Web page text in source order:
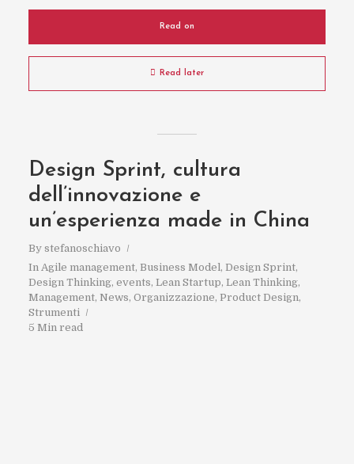
Read on
Read later
Design Sprint, cultura
dell’innovazione e
un’esperienza made in China
By stefanoschiavo
In Agile management, Business Model , Design Sprint,
Design Thinking, events, Lean Startup, Lean Thinking,
Management, News, Organizzazione, Product Design,
Strumenti
5 Min read